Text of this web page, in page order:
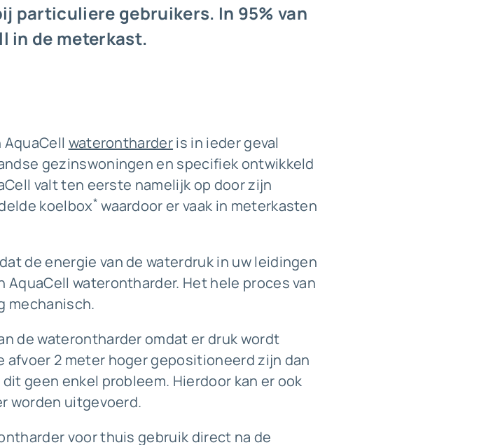
particuliere gebruikers. In 95% van
in de meterkast.
waterontharderis in ieder geval
gezinswoningen en specifiek ontwikkeld
valt ten eerste namelijk op door zijn
koelbox* waardoor er vaak in meterkasten
de energie van de waterdruk in uw leidingen
waterontharder. Het hele proces van
mechanisch.
de waterontharder omdat er druk wordt
afvoer 2 meter hoger gepositioneerd zijn dan
geen enkel probleem. Hierdoor kan er ook
worden uitgevoerd.
voor thuis gebruik direct na de